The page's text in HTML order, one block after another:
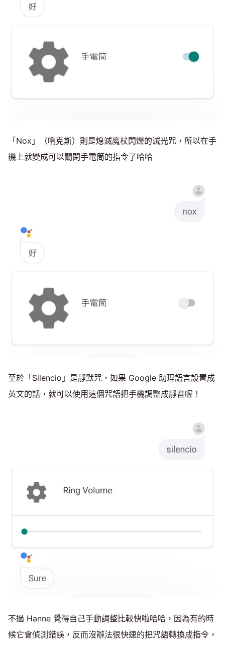
「Nox」（吶克斯）則是熄滅魔杖閃爍的滅光咒，所以在手
機上就變成可以關閉手電筒的指令了哈哈
至於「Silencio」是靜默咒，如果 Google 助理語言設置成
英文的話，就可以使用這個咒語把手機調整成靜音喔！
不過 Hanne 覺得自己手動調整比較快啦哈哈，因為有的時
候它會偵測錯誤，反而沒辦法很快速的把咒語轉換成指令，